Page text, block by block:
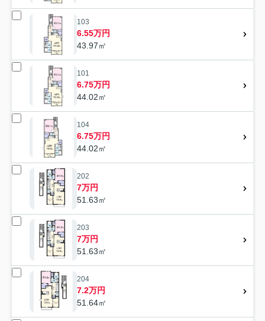
103
6.55万円
43.97㎡
101
6.75万円
44.02㎡
104
6.75万円
44.02㎡
202
7万円
51.63㎡
203
7万円
51.63㎡
204
7.2万円
51.64㎡